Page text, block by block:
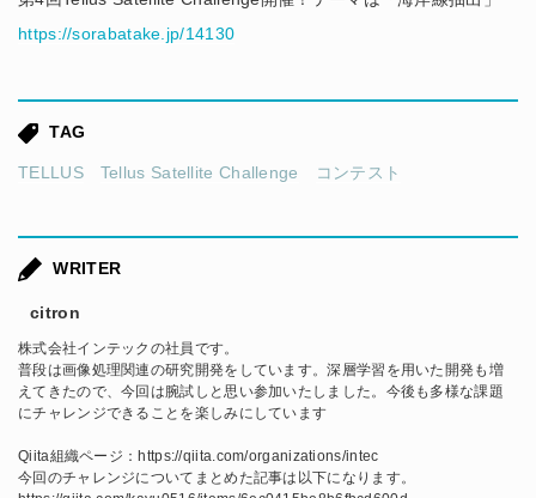
https://sorabatake.jp/14130
TAG
TELLUS Tellus Satellite Challenge コンテスト
WRITER
citron
株式会社インテックの社員です。
普段は画像処理関連の研究開発をしています。深層学習を用いた開発も増
えてきたので、今回は腕試しと思い参加いたしました。今後も多様な課題
にチャレンジできることを楽しみにしています
Qiita組織ページ：https://qiita.com/organizations/intec
今回のチャレンジについてまとめた記事は以下になります。